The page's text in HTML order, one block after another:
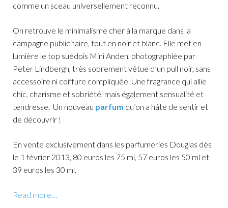
comme un sceau universellement reconnu.
On retrouve le minimalisme cher à la marque dans la
campagne publicitaire, tout en noir et blanc. Elle met en
lumière le top suédois Mini Anden, photographiée par
Peter Lindbergh, très sobrement vêtue d’un pull noir, sans
accessoire ni coiffure compliquée. Une fragrance qui allie
chic, charisme et sobriété, mais également sensualité et
tendresse. Un nouveau parfum qu’on a hâte de sentir et
de découvrir !
En vente exclusivement dans les parfumeries Douglas dès
le 1 février 2013, 80 euros les 75 ml, 57 euros les 50 ml et
39 euros les 30 ml.
Read more…